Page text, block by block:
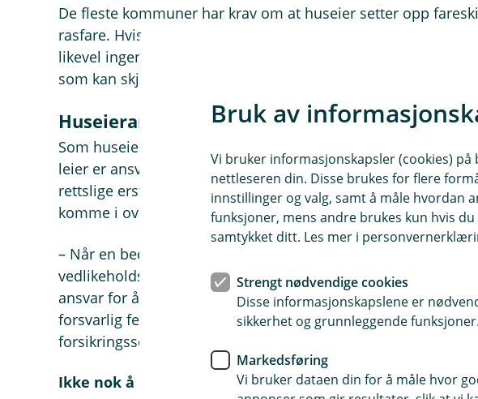
De fleste kommuner har krav om at huseier setter opp
rasfare. Hvis du ikke følger forskriftene, kan du risikere å få
likevel ingenting i forhold til de materielle, og ikke minst
som kan skje.
Huseieransvar dekkes av bedriftens
Som huseier har du huseieransvar inkludert i
leier er ansvar også inkludert i driftsforsikringene våre.
rettslige erstatningsansvaret eier eller leier av en bygning
komme i overfor en tredjepart.
– Når en bedrift leier et næringsbygg kan det følge med
vedlikeholdsplikt på de delene av eiendommen som brukes.
ansvar for å fjerne snø og is utenfor inngangen, og sikre at
forsvarlig festet, opplyser skadeforebyggeren, sier Therese
forsikringsselskapet vårt, Fremtind.
Ikke nok å bare varsle
Bruk av
Vi bruker informasjonskapsler (cookies)
nettleseren din. Disse brukes for flere
innstillinger og valg, samt å måle hvordan
funksjoner, mens andre brukes kun hvis
samtykket ditt. Les mer i
Strengt nødvendige cookies
Disse informasjonskapslene er
sikkerhet og grunnleggende
Markedsføring
Vi bruker dataen din for å måle hvor